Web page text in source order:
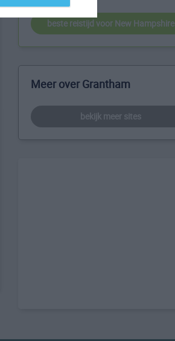
beste reistijd voor New Hampshire
Meer over Grantham
bekijk meer sites